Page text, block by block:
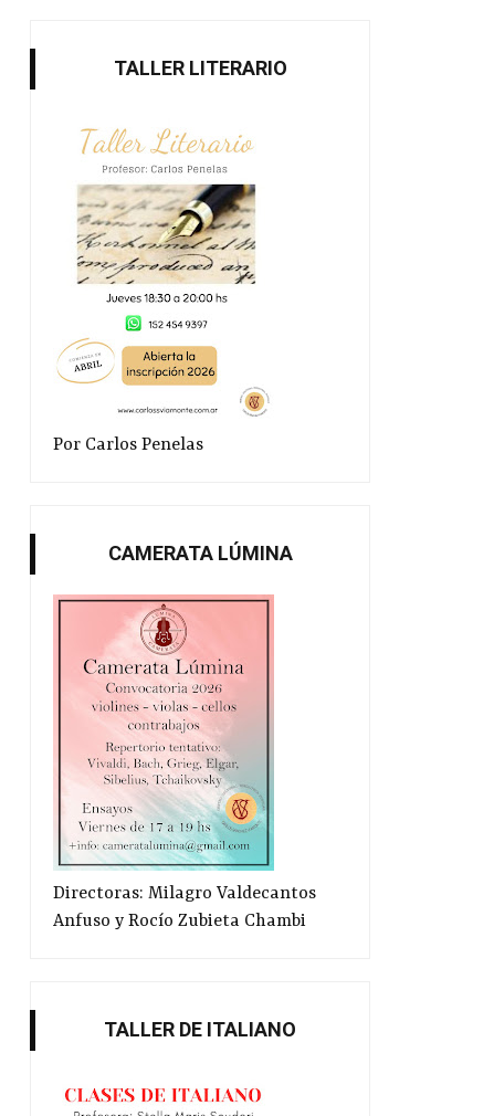
internac...
TALLER LITERARIO
Por Carlos Penelas
CAMERATA LÚMINA
Directoras: Milagro Valdecantos
Anfuso y Rocío Zubieta Chambi
TALLER DE ITALIANO